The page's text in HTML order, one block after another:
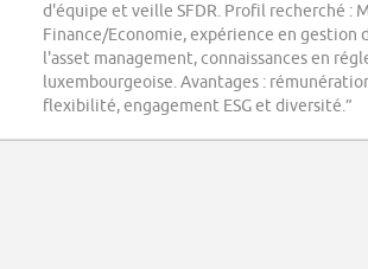
d'équipe et veille SFDR. Profil recherché :
Finance/Economie, expérience en gestion
l'asset management, connaissances en
luxembourgeoise. Avantages :
flexibilité, engagement ESG et diversité.”